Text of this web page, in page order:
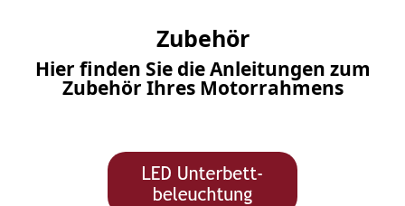
Zubehör
Hier finden Sie die Anleitungen zum
Zubehör Ihres Motorrahmens